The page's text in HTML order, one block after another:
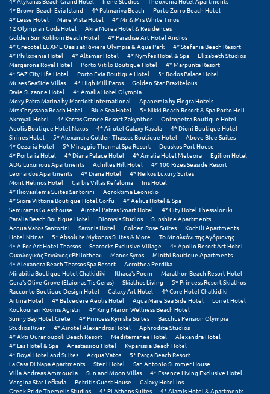
Κάλυμνος
Καμένα Βούρλα
Καρδάμαινα
Καρδαμύλη
Καρδίτσα
Κάρπαθος
Καρπενήσι
Κάρυστος
Κάσος
Κασσάνδρα
Καστοριά
Κατερίνη
Κέα - Τζιά
Κερατέα
Κέρκυρα
Κεφαλονιά
Κοζάνη
4* Brown Beach Evia Island
4* Palmariva Beach
Porto Zorro Beach Hotel
4* Lesse Hotel
Mare Vista Hotel
4* Mr & Mrs White Tinos
12 Olympian Gods Hotel
Akra Morea Hotel & Residences
Golden Sun Kokkoni Beach Hotel
4* Paradise Art Hotel Andros
4* Grecotel LUXME Oasis at Riviera Olympia & Aqua Park
4* Stefania Beach Resort
4* Philoxenia Hotel
4* Altamar Hotel 4* Nymfes Hotel & Spa
Elizabeth Studios
Margarona Royal Hotel
Porto Vitilo Boutique Hotel
4* Marpunta Resort
4* SAZ City Life Hotel
Porto Evia Boutique Hotel
5* Rodos Palace Hotel
Muses SeaSide Villas
4* High Mill Paros
Golden Star Praxitelous
Favie Suzanne Hotel
4* Amalia Hotel Olympia
Moxy Patra Marina by Marriott International
Apanemia by Flegra Hotels
Mrs Chryssana Beach Hotel
Blue Sea Hotel
5* Nikki Beach Resort & Spa Porto Heli
Akroyali Hotel
4* Karras Grande Resort Zakynthos
Oniropetra Boutique Hotel
Aeolis Boutique Hotel Naxos
4* Airotel Galaxy Kavala
4* Dioni Boutique Hotel
Sirines Hotel
5* Alexandra Golden Thassos Boutique Hotel
Above Blue Suites
4* Cezaria Hotel
5* Miraggio Thermal Spa Resort
Douskos Port House
4* Portaria Hotel
4* Diana Palace Hotel 4* Amalia Hotel Meteora
Egilion Hotel
ADG Luxurious Apartments
Achilles Hill Hotel
4* 100 Rizes Seaside Resort
Leonardos Apartments
4* Diana Hotel
4* Neikos Luxury Suites
Mont Helmos Hotel
Garbis Villas Kefalonia
Iris Hotel
4* Iliovasilema Suites Santorini
Agroktima Leonidio
4* Siora Vittoria Boutique Hotel Corfu
4* Aelius Hotel & Spa
Semiramis Guesthouse
Airotel Patras Smart Hotel
4* City Hotel Thessaloniki
Paralia Beach Boutique Hotel
Dionysis Studios
Sunshine Apartments
Acqua Vatos Santorini
Saronis Hotel Golden Rose Suites
Kochili Apartments
Hotel Ntinas
5* Absolute Mykonos Suites & More
Το Μπαλκόνι της Αγόριανης
4* A For Art Hotel Thassos
Searocks Exclusive Village
4* Apollo Resort Art Hotel
Οικολογικός Ξενώνας «Philothea»
Manos Syros
Minthi Boutique Apartments
4* Alexandra Beach Thassos Spa Resort
Acrothea Perdika
Mirabilia Boutique Hotel Chalkidiki
Ithaca's Poem
Marathon Beach Resort Hotel
Gera's Olive Grove (Elaionas Tis Geras)
Skiathos Living
5* Princess Resort Skiathos
Racconto Boutique Design Hotel
Galaxy Art Hotel
4* Core Hotel Chalkidiki
Artina Hotel
4* Belvedere Aeolis Hotel Aqua Mare Sea Side Hotel
Loriet Hotel
Koukounari Rooms Agistri
4* King Maron Wellness Beach Hotel
Sunny Bay Hotel Crete
4* Princess Kyniska Suites
Bacchus Pension Olympia
Studios River
4* Airotel Alexandros Hotel
Aphrodite Studios
4* Akti Ouranoupoli Beach Resort
Mediterranee Hotel
Alexandra Hotel
4* Las Hotel & Spa
Anastassiou Hotel
Kyparissia Beach Hotel
4* Royal Hotel and Suites
Acqua Vatos
5* Parga Beach Resort
La Casa Di Napa Apartments
Steni Hotel
San Antonio Summer House
Villa Andreas Ammoudia
Sun and Moon Villas
4* Essence Living Exclusive Hotel
Vergina Star Lefkada
Petritis Guest House
Galaxy Hotel Ios
Greek Pride Themelis Studios
4* Pi Athens Suites
4* Alamis Hotel & Apartments